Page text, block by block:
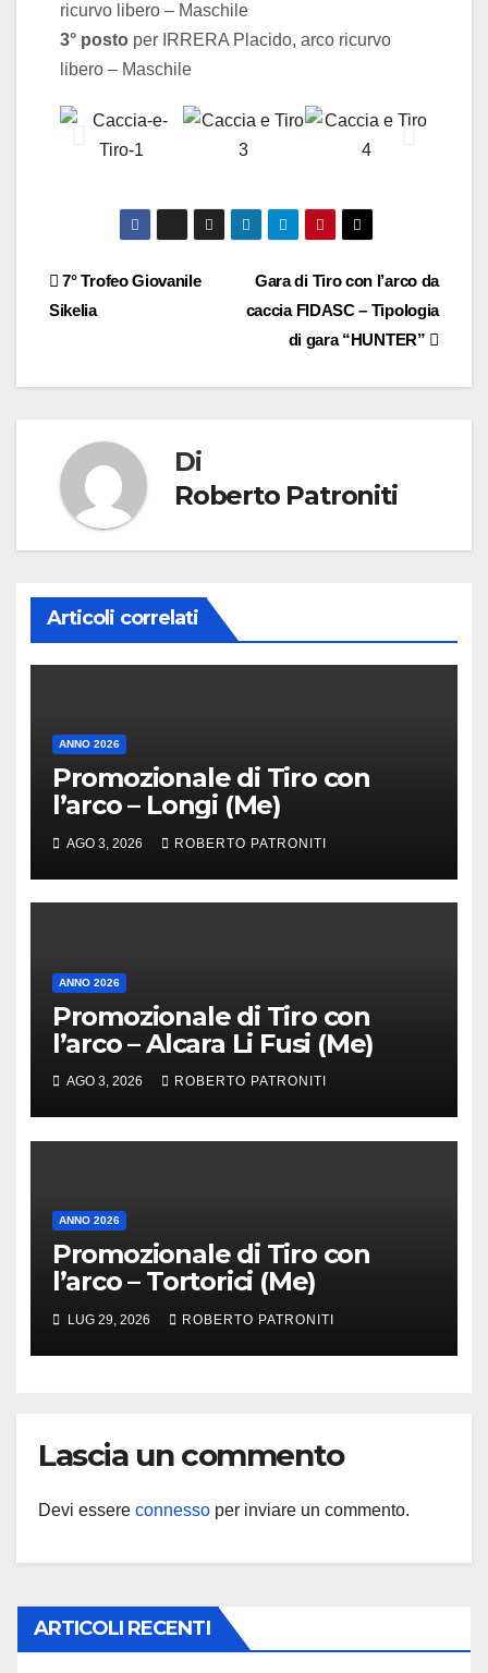
ricurvo libero – Maschile
3° posto per IRRERA Placido, arco ricurvo
libero – Maschile
Gara di Tiro con l’arco da
caccia FIDASC – Tipologia
di gara “HUNTER”
7° Trofeo Giovanile
Sikelia
Di
Roberto Patroniti
Articoli correlati
ANNO 2026
Promozionale di Tiro con
l’arco – Longi (Me)
AGO 3, 2026 ROBERTO PATRONITI
ANNO 2026
Promozionale di Tiro con
l’arco – Alcara Li Fusi (Me)
AGO 3, 2026 ROBERTO PATRONITI
ANNO 2026
Promozionale di Tiro con
l’arco – Tortorici (Me)
LUG 29, 2026 ROBERTO PATRONITI
Lascia un commento
Devi essere connesso per inviare un commento.
ARTICOLI RECENTI